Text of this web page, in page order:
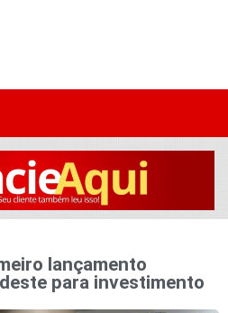
lançamento
para investimento